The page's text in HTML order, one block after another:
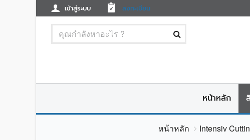
เข้าสู่ระบบ ลงทะเบียน
หน้าหลัก
หน้าหลัก Intensiv